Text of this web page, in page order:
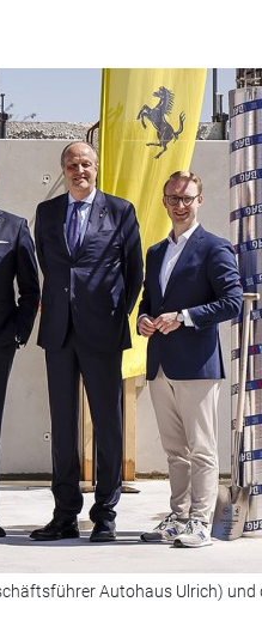
Autohaus Ulrich) und